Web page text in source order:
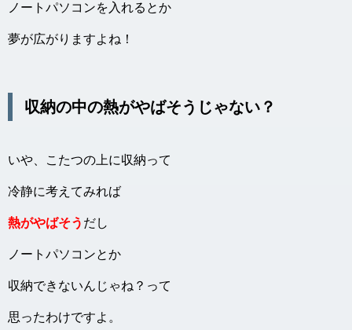
ノートパソコンを入れるとか
夢が広がりますよね！
収納の中の熱がやばそうじゃない？
いや、こたつの上に収納って
冷静に考えてみれば
熱がやばそう だし
ノートパソコンとか
収納できないんじゃね？って
思ったわけですよ。